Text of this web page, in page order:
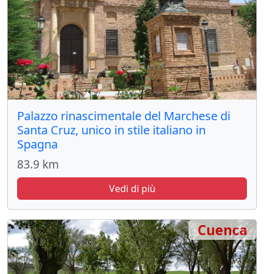
Palazzo rinascimentale del Marchese di
Santa Cruz, unico in stile italiano in
Spagna
83.9 km
Vedi di più
Cuenca